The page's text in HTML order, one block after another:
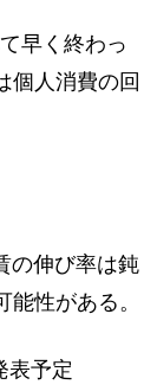
早く終わっ
個人消費の回
の伸び率は鈍
性がある。
表予定